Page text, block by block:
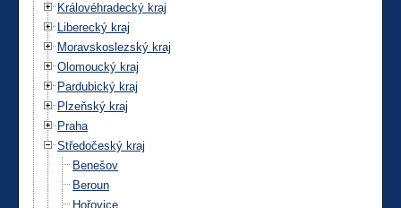
Královéhradecký kraj
Liberecký kraj
Moravskoslezský kraj
Olomoucký kraj
Pardubický kraj
Plzeňský kraj
Praha
Středočeský kraj
Benešov
Beroun
Hořovice